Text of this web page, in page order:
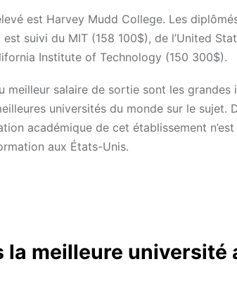
est Harvey Mudd College. Les
suivi du MIT (158 100$), de l’United
Institute of Technology (150 300$).
meilleur salaire de sortie sont les grandes
universités du monde sur le sujet.
académique de cet établissement
aux États-Unis.
la meilleure université